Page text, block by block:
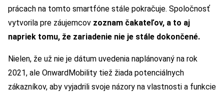
prácach na tomto smartfóne stále pokračuje. Spoločnosť
vytvorila pre záujemcov zoznam čakateľov, a to aj
napriek tomu, že zariadenie nie je stále dokončené.
Nielen, že už nie je dátum uvedenia naplánovaný na rok
2021, ale OnwardMobility tiež žiada potenciálnych
zákazníkov, aby vyjadrili svoje názory na vlastnosti a funkcie